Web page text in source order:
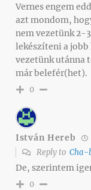
Vernes engem
azt mondom,
nem vezetünk 2-
lekészíteni a
vezetünk utánna
már belefér(het).
0
István Hereb
Reply to Cha-
De, szerintem
0